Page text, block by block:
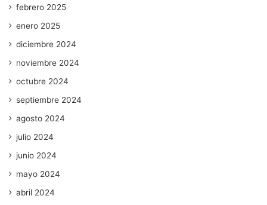
febrero 2025
enero 2025
diciembre 2024
noviembre 2024
octubre 2024
septiembre 2024
agosto 2024
julio 2024
junio 2024
mayo 2024
abril 2024